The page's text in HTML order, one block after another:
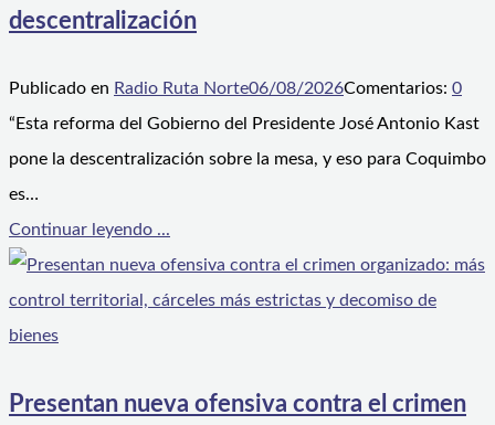
descentralización
Publicado en Radio Ruta Norte06/08/2026Comentarios: 0
“Esta reforma del Gobierno del Presidente José Antonio Kast
pone la descentralización sobre la mesa, y eso para Coquimbo
es…
Continuar leyendo ...
Presentan nueva ofensiva contra el crimen